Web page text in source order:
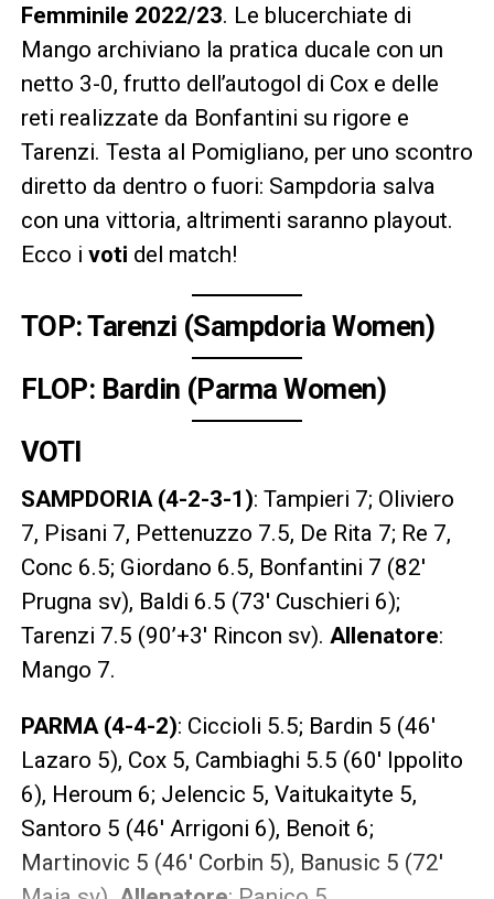
Femminile 2022/23. Le blucerchiate di
Mango archiviano la pratica ducale con un
netto 3-0, frutto dell’autogol di Cox e delle
reti realizzate da Bonfantini su rigore e
Tarenzi. Testa al Pomigliano, per uno scontro
diretto da dentro o fuori: Sampdoria salva
con una vittoria, altrimenti saranno playout.
Ecco i voti del match!
TOP: Tarenzi (Sampdoria Women)
FLOP: Bardin (Parma Women)
VOTI
SAMPDORIA (4-2-3-1): Tampieri 7; Oliviero
7, Pisani 7, Pettenuzzo 7.5, De Rita 7; Re 7,
Conc 6.5; Giordano 6.5, Bonfantini 7 (82′
Prugna sv), Baldi 6.5 (73′ Cuschieri 6);
Tarenzi 7.5 (90’+3′ Rincon sv). Allenatore:
Mango 7.
PARMA (4-4-2): Ciccioli 5.5; Bardin 5 (46′
Lazaro 5), Cox 5, Cambiaghi 5.5 (60′ Ippolito
6), Heroum 6; Jelencic 5, Vaitukaityte 5,
Santoro 5 (46′ Arrigoni 6), Benoit 6;
Martinovic 5 (46′ Corbin 5), Banusic 5 (72′